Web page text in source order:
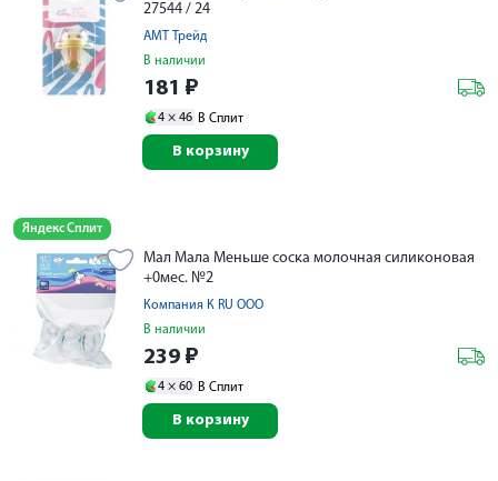
27544 / 24
АМТ Трейд
В наличии
181 ₽
4 × 46 В Сплит
В корзину
Яндекс Сплит
Мал Мала Меньше соска молочная силиконовая
+0мес. №2
Компания К RU ООО
В наличии
239 ₽
4 × 60 В Сплит
В корзину